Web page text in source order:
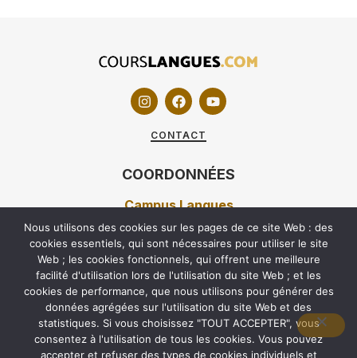
CONTACT
COORDONNÉES
Campus Langues
7 RUE DUVERGIER 75019 PARIS
01 40 05 92 42
60 RUE CARNOT 92100 BOULOGNE-BILLANCOURT
01 70 68 97 97
Nous utilisons des cookies sur les pages de ce site Web : des
cookies essentiels, qui sont nécessaires pour utiliser le site
Web ; les cookies fonctionnels, qui offrent une meilleure
facilité d'utilisation lors de l'utilisation du site Web ; et les
cookies de performance, que nous utilisons pour générer des
données agrégées sur l'utilisation du site Web et des
statistiques. Si vous choisissez "TOUT ACCEPTER", vous
consentez à l'utilisation de tous les cookies. Vous pouvez
accepter et refuser des types de cookies individuels et